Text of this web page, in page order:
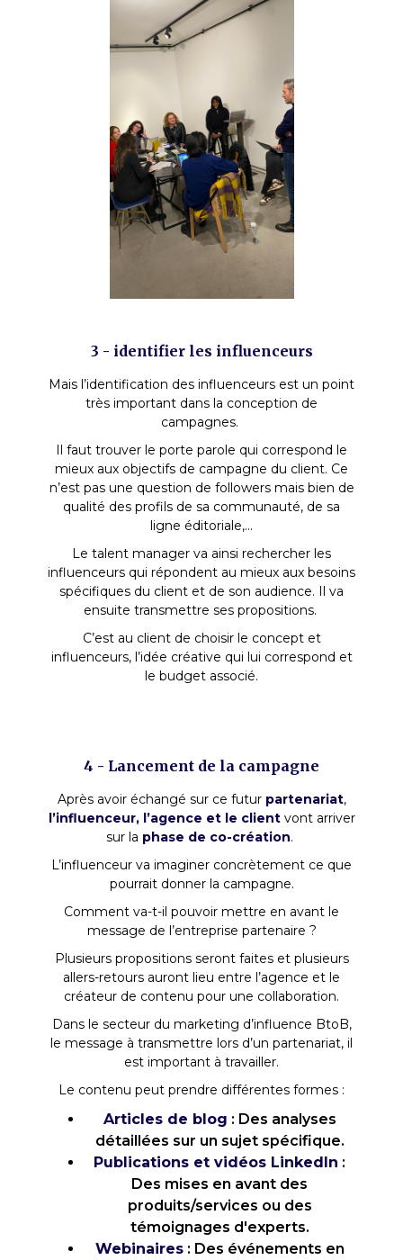
3 - identifier les influenceurs
Mais l’identification des influenceurs est un point
très important dans la conception de
campagnes.
Il faut trouver le porte parole qui correspond le
mieux aux objectifs de campagne du client. Ce
n’est pas une question de followers mais bien de
qualité des profils de sa communauté, de sa
ligne éditoriale,...
Le talent manager va ainsi rechercher les
influenceurs qui répondent au mieux aux besoins
spécifiques du client et de son audience. Il va
ensuite transmettre ses propositions.
C’est au client de choisir le concept et
influenceurs, l’idée créative qui lui correspond et
le budget associé.
4 - Lancement de la campagne
Après avoir échangé sur ce futurpartenariat,
l’influenceur, l’agence et le clientvont arriver
sur la phase de co-création.
L’influenceur va imaginer concrètement ce que
pourrait donner la campagne.
Comment va-t-il pouvoir mettre en avant le
message de l’entreprise partenaire ?
Plusieurs propositions seront faites et plusieurs
allers-retours auront lieu entre l’agence et le
créateur de contenu pour une collaboration.
Dans le secteur du marketing d’influence BtoB,
le message à transmettre lors d’un partenariat, il
est important à travailler.
Le contenu peut prendre différentes formes :
Articles de blog : Des analyses
détaillées sur un sujet spécifique.
Publications et vidéos LinkedIn :
Des mises en avant des
produits/services ou des
témoignages d'experts.
Webinaires: Des événements en